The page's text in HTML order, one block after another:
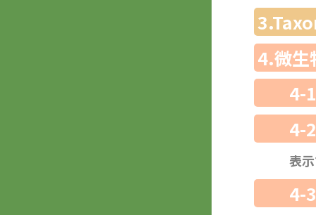
4.微生
4-
4-
表
4-